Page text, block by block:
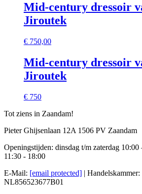
Mid-century dressoir
Jiroutek
€ 750,00
Mid-century dressoir
Jiroutek
€ 750
Tot ziens in Zaandam!
Pieter Ghijsenlaan 12A 1506 PV Zaandam
Openingstijden: dinsdag t/m zaterdag
11:30 - 18:00
E-Mail: [email protected] |
NL856523677B01